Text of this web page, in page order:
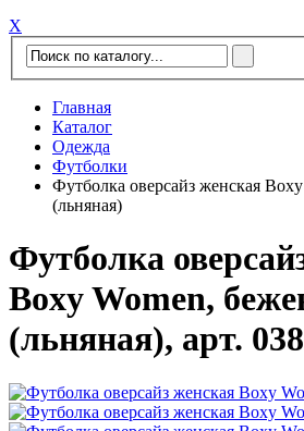
Х
Главная
Каталог
Одежда
Футболки
Футболка оверсайз женская
(льняная)
Футболка
Boxy Women,
(льняная), арт.